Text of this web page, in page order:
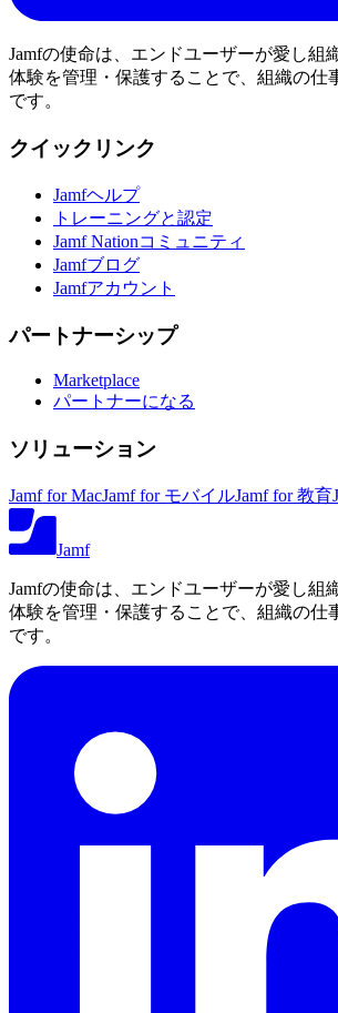
Jamfの使命は、エンドユーザーが愛し組
体験を管理・保護することで、組織の仕
です。
クイックリンク
Jamfヘルプ
トレーニングと認定
Jamf Nationコミュニティ
Jamfブログ
Jamfアカウント
パートナーシップ
Marketplace
パートナーになる
ソリューション
Jamf for MacJamf for モバイルJamf for 教育
Jamf
Jamfの使命は、エンドユーザーが愛し組
体験を管理・保護することで、組織の仕
です。